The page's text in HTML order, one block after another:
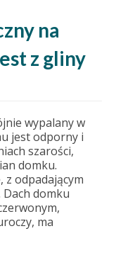
na
z gliny
wypalany w
jest odporny i
szarości,
domku.
z odpadającym
Dach domku
ma